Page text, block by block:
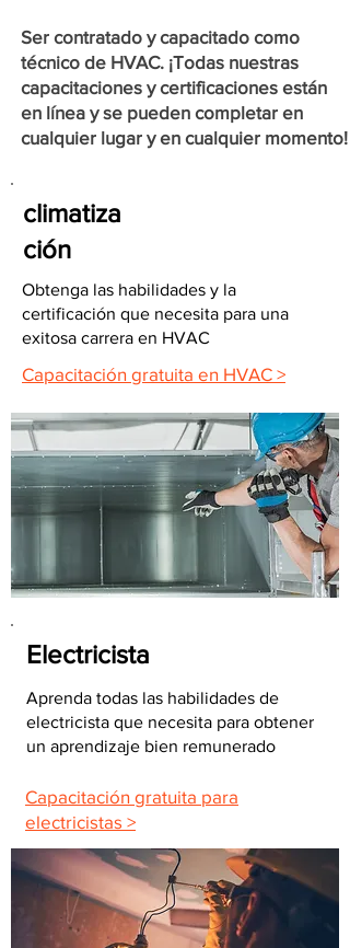
Ser contratado y capacitado como
técnico de HVAC. ¡Todas nuestras
capacitaciones y certificaciones están
en línea y se pueden completar en
cualquier lugar y en cualquier momento!
climatiza
ción
Obtenga las habilidades y la
certificación que necesita para una
exitosa carrera en HVAC
Capacitación gratuita en HVAC >
Electricista
Aprenda todas las habilidades de
electricista que necesita para obtener
un aprendizaje bien remunerado
Capacitación gratuita para
electricistas >